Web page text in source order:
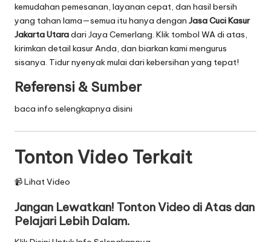
kemudahan pemesanan, layanan cepat, dan hasil bersih
yang tahan lama—semua itu hanya dengan Jasa Cuci Kasur
Jakarta Utaradari Jaya Cemerlang. Klik tombol WA di atas,
kirimkan detail kasur Anda, dan biarkan kami mengurus
sisanya. Tidur nyenyak mulai dari kebersihan yang tepat!
Referensi & Sumber
baca info selengkapnya disini
Tonton Video Terkait
📹 Lihat Video
Jangan Lewatkan! Tonton Video di Atas dan
Pelajari Lebih Dalam.